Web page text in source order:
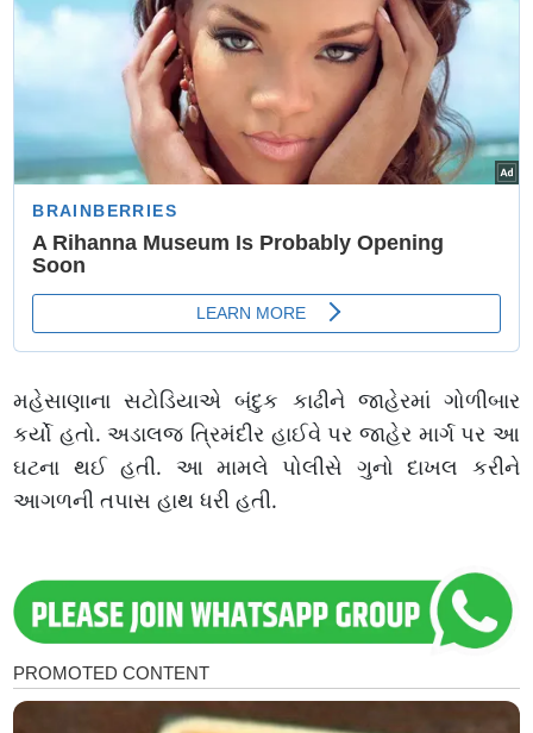
મહેસાણાના સટોડિયાએ બંદુક કાઢીને જાહેરમાં ગોળીબાર
કર્યો હતો. અડાલજ ત્રિમંદીર હાઈવે પર જાહેર માર્ગ પર આ
ઘટના થઈ હતી. આ મામલે પોલીસે ગુનો દાખલ કરીને
આગળની તપાસ હાથ ધરી હતી.